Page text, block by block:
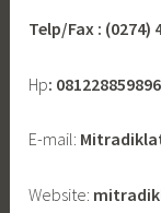
Catatan:
Izin
Republik